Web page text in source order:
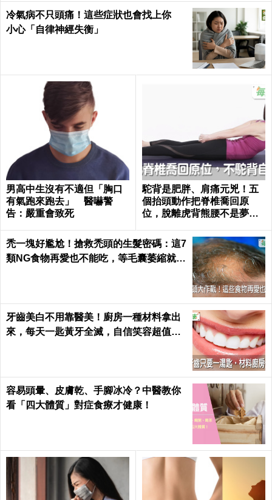
冷氣病不只頭痛！這些症狀也會找上你
小心「自律神經失衡」
男高中生沒有不適但「胸口
有氣跑來跑去」 醫嚇警
告：嚴重會致死
駝背是肥胖、肩痛元兇！五
個抬頭動作把脊椎喬回原
位，脫離虎背熊腰不是夢｜
禿一塊好尷尬！搶救禿頭的生髮密碼：這7
類NG食物再愛也不能吃，等毛囊萎縮就來
牙齒美白不用靠醫美！廚房一種材料拿出
來，每天一匙黃牙全滅，自信笑容超值｜
容易頭暈、皮膚乾、手腳冰冷？中醫教你
看「四大體質」對症食療才健康！